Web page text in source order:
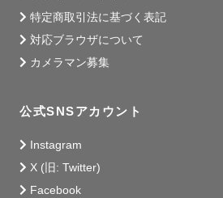
特定商取引法に基づく表記
対応ブラウザについて
カメラマン募集
公式SNSアカウント
Instagram
X (旧: Twitter)
Facebook